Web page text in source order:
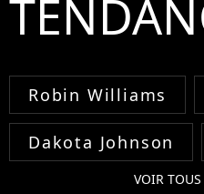
Robin Williams
Dakota Johnson
VOIR TOUS